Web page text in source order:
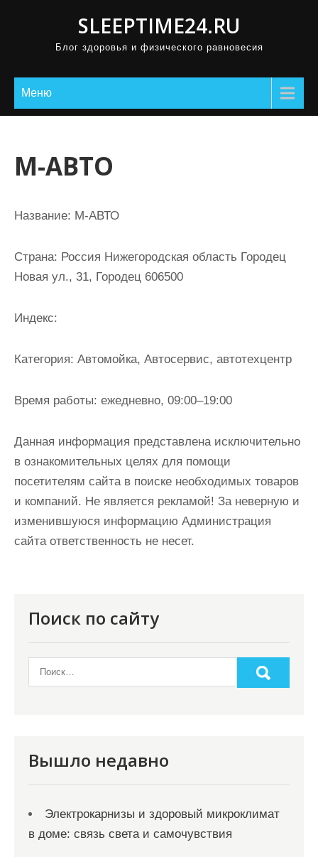
SLEEPTIME24.RU
Блог здоровья и физического равновесия
Меню
М-АВТО
Название: М-АВТО
Страна: Россия Нижегородская область Городец
Новая ул., 31, Городец 606500
Индекс:
Категория: Автомойка, Автосервис, автотехцентр
Время работы: ежедневно, 09:00–19:00
Данная информация представлена исключительно
в ознакомительных целях для помощи
посетителям сайта в поиске необходимых товаров
и компаний. Не является рекламой! За неверную и
изменившуюся информацию Администрация
сайта ответственность не несет.
Поиск по сайту
Вышло недавно
Электрокарнизы и здоровый микроклимат
в доме: связь света и самочувствия